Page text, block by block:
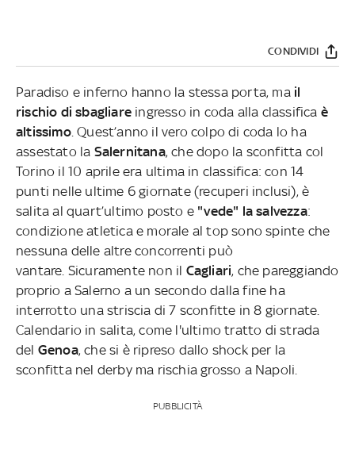
CONDIVIDI
Paradiso e inferno hanno la stessa porta, mail
rischio di sbagliare ingresso in coda alla classifica è
altissimo. Quest’anno il vero colpo di coda lo ha
assestato la Salernitana, che dopo la sconfitta col
Torino il 10 aprile era ultima in classifica: con 14
punti nelle ultime 6 giornate (recuperi inclusi), è
salita al quart’ultimo posto e "vede" la salvezza:
condizione atletica e morale al top sono spinte che
nessuna delle altre concorrenti può
vantare. Sicuramente non il Cagliari, che pareggiando
proprio a Salerno a un secondo dalla fine ha
interrotto una striscia di 7 sconfitte in 8 giornate.
Calendario in salita, come l'ultimo tratto di strada
del Genoa, che si è ripreso dallo shock per la
sconfitta nel derby ma rischia grosso a Napoli.
PUBBLICITÀ